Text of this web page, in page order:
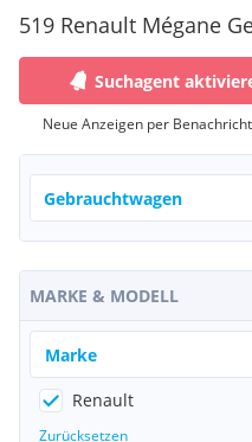
519 Renault Mégane
Suchagent
Neue Anzeigen per
MARKE & MODELL
Marke
Renault
Zurücksetzen